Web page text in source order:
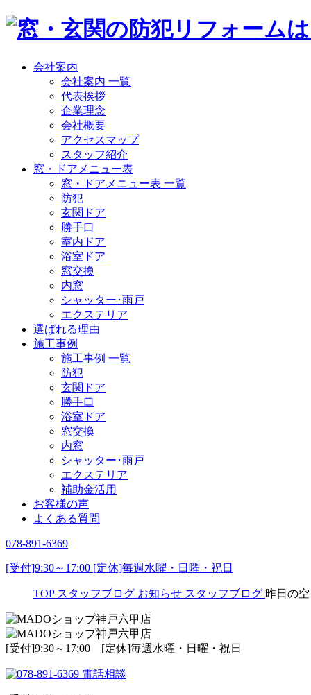
会社案内
会社案内 一覧
代表挨拶
企業理念
会社概要
アクセスマップ
スタッフ紹介
窓・ドアメニュー表
窓・ドアメニュー表 一覧
防犯
玄関ドア
勝手口
室内ドア
浴室ドア
窓交換
内窓
シャッター･雨戸
エクステリア
選ばれる理由
施工事例
施工事例 一覧
防犯
玄関ドア
勝手口
浴室ドア
窓交換
内窓
シャッター･雨戸
エクステリア
補助金活用
お客様の声
よくある質問
078-891-6369
[受付]9:30～17:00 [定休]毎週水曜・日曜・祝日
TOP スタッフブログ お知らせ スタッフブログ 昨日の空
[受付]9:30～17:00 [定休]毎週水曜・日曜・祝日
電話相談